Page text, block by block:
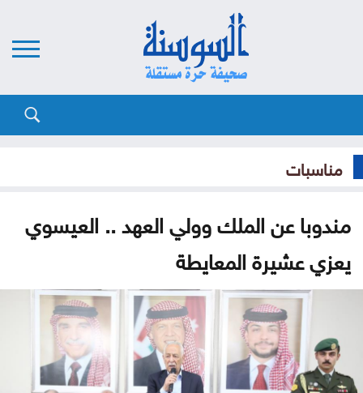
مناسبات
مندوبا عن الملك وولي العهد .. العيسوي
يعزي عشيرة المعايطة